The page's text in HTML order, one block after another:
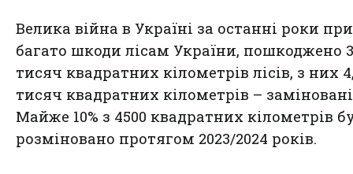
Велика війна в Україні за останні роки
багато шкоди лісам України, пошкоджено
тисяч квадратних кілометрів лісів, з них
тисяч квадратних кілометрів –
Майже 10% з 4500 квадратних кілометрів
розміновано протягом 2023/2024 років.